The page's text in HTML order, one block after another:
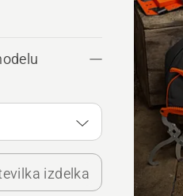
izdelka